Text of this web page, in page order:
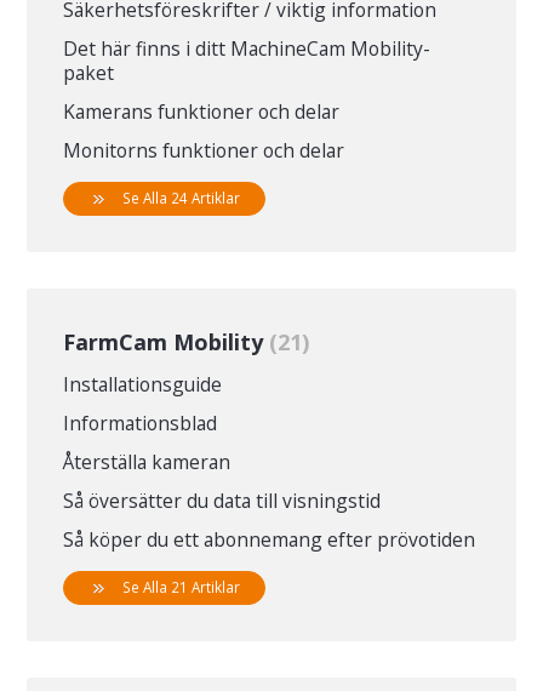
Säkerhetsföreskrifter / viktig information
Det här finns i ditt MachineCam Mobility-
paket
Kamerans funktioner och delar
Monitorns funktioner och delar
Se Alla 24 Artiklar
FarmCam Mobility 21
Installationsguide
Informationsblad
Återställa kameran
Så översätter du data till visningstid
Så köper du ett abonnemang efter prövotiden
Se Alla 21 Artiklar